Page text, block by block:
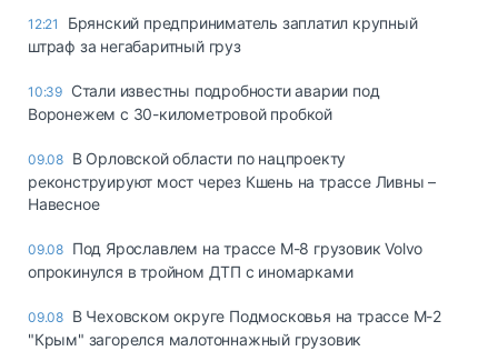
12:21
Брянский предприниматель заплатил крупный
штраф за негабаритный груз
10:39 Стали известны подробности аварии под
Воронежем с 30-километровой пробкой
09.08 В Орловской области по нацпроекту
реконструируют мост через Кшень на трассе Ливны –
Навесное
09.08 Под Ярославлем на трассе М-8 грузовик Volvo
опрокинулся в тройном ДТП с иномарками
09.08 В Чеховском округе Подмосковья на трассе М-2
"Крым" загорелся малотоннажный грузовик